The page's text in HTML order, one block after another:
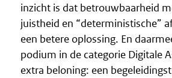
inzicht is dat betrouwbaarheid
juistheid en “deterministische”
een betere oplossing. En
podium in de categorie Digitale
extra beloning: een